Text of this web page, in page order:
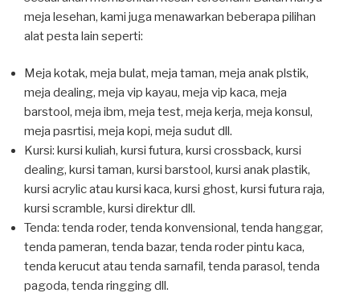
meja lesehan, kami juga menawarkan beberapa pilihan
alat pesta lain seperti:
Meja kotak, meja bulat, meja taman, meja anak plstik,
meja dealing, meja vip kayau, meja vip kaca, meja
barstool, meja ibm, meja test, meja kerja, meja konsul,
meja pasrtisi, meja kopi, meja sudut dll.
Kursi: kursi kuliah, kursi futura, kursi crossback, kursi
dealing, kursi taman, kursi barstool, kursi anak plastik,
kursi acrylic atau kursi kaca, kursi ghost, kursi futura raja,
kursi scramble, kursi direktur dll.
Tenda: tenda roder, tenda konvensional, tenda hanggar,
tenda pameran, tenda bazar, tenda roder pintu kaca,
tenda kerucut atau tenda sarnafil, tenda parasol, tenda
pagoda, tenda ringging dll.